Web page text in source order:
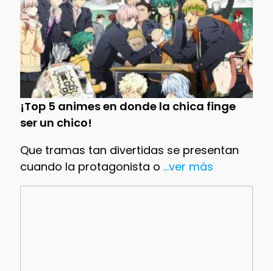
¡Top 5 animes en donde la chica finge
ser un chico!
Que tramas tan divertidas se presentan
cuando la protagonista o ...ver más